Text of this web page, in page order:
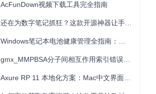
AcFunDown视频下载工具完全指南